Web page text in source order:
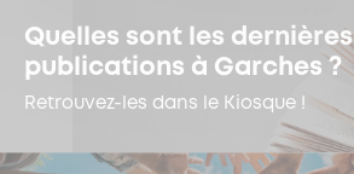
Quelles sont les dernières
publications à Garches ?
Retrouvez-les dans le Kiosque !